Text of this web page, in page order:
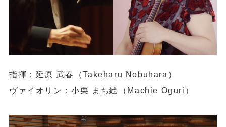
指揮：延原 武春（Takeharu Nobuhara）
ヴァイオリン：小栗 まち絵（Machie Oguri）